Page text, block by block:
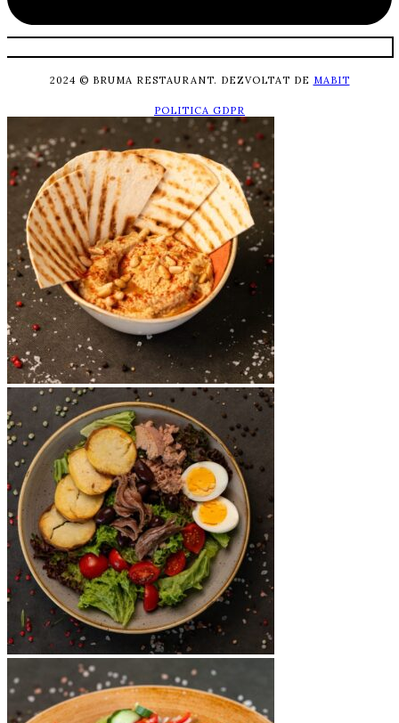
2024 © BRUMA RESTAURANT. DEZVOLTAT DE MABIT
POLITICA GDPR